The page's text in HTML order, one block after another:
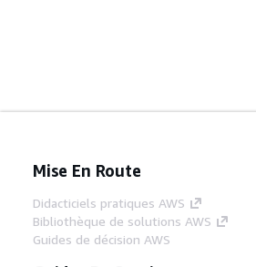
Mise En Route
Didacticiels pratiques AWS
Bibliothèque de solutions AWS
Guides de décision AWS